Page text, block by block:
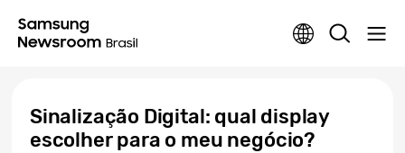
Sinalização Digital: qual display
escolher para o meu negócio?